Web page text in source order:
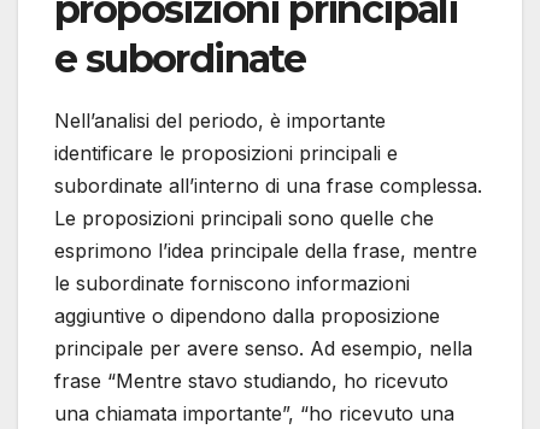
e subordinate
Nell’analisi del periodo, è importante
identificare le proposizioni principali e
subordinate all’interno di una frase complessa.
Le proposizioni principali sono quelle che
esprimono l’idea principale della frase, mentre
le subordinate forniscono informazioni
aggiuntive o dipendono dalla proposizione
principale per avere senso. Ad esempio, nella
frase “Mentre stavo studiando, ho ricevuto
una chiamata importante”, “ho ricevuto una